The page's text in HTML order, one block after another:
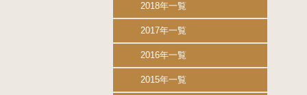
2018年一覧
2017年一覧
2016年一覧
2015年一覧